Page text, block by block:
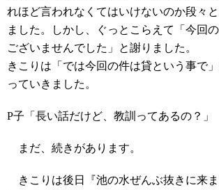
れほど言われなくてはいけないのか段々
ました。しかし、ぐっとこらえて「今回
ございませんでした」と謝りました。
きこりは「では今回の件は貸という事で
っていきました。
P子「長い話だけど、教訓ってあるの？」
まだ、続きがあります。
きこりは後日『池の水ぜんぶ抜きに来